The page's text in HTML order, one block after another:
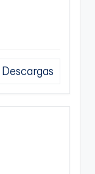
Descargas